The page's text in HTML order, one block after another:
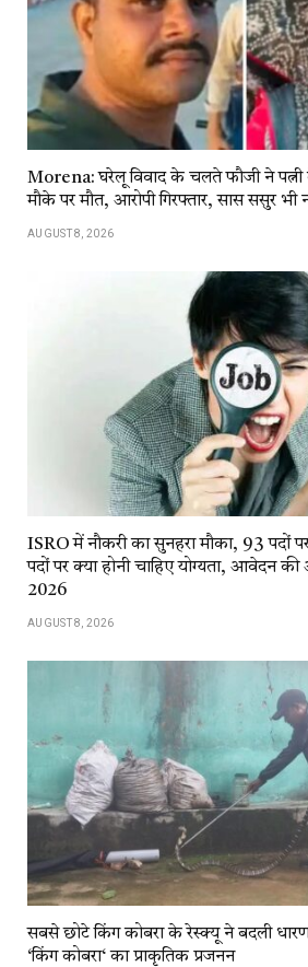
Morena: घरेलू विवाद के चलते फौजी ने पत्नी के
मौके पर मौत, आरोपी गिरफ्तार, सास ससुर भी
AUGUST 8, 2026
ISRO में नौकरी का सुनहरा मौका, 93 पदों
पदों पर क्या होनी चाहिए योग्यता, आवेदन की
2026
AUGUST 8, 2026
सबसे छोटे किंग कोबरा के रेस्क्यू ने बदली
‘किंग कोबरा‘ का प्राकृतिक प्रजनन